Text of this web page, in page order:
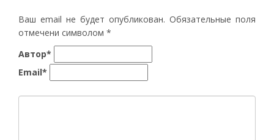
Ваш email не будет опубликован. Обязательные поля
отмечени символом *
Автор*
Email*